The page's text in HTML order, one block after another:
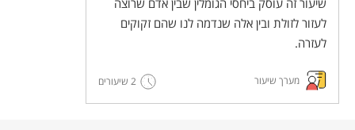
שיעור זה עוסק ביחסי הגומלין שבין אדם שרוצה
לעזור לזולת ובין אלה שנדמה לנו שהם זקוקים
לעזרה.
מערך שיעור 2 שיעורים